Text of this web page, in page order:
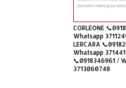
CORLEONE
Whatsapp
LERCARA
Whatsapp
📞0918346961 /
3713060748